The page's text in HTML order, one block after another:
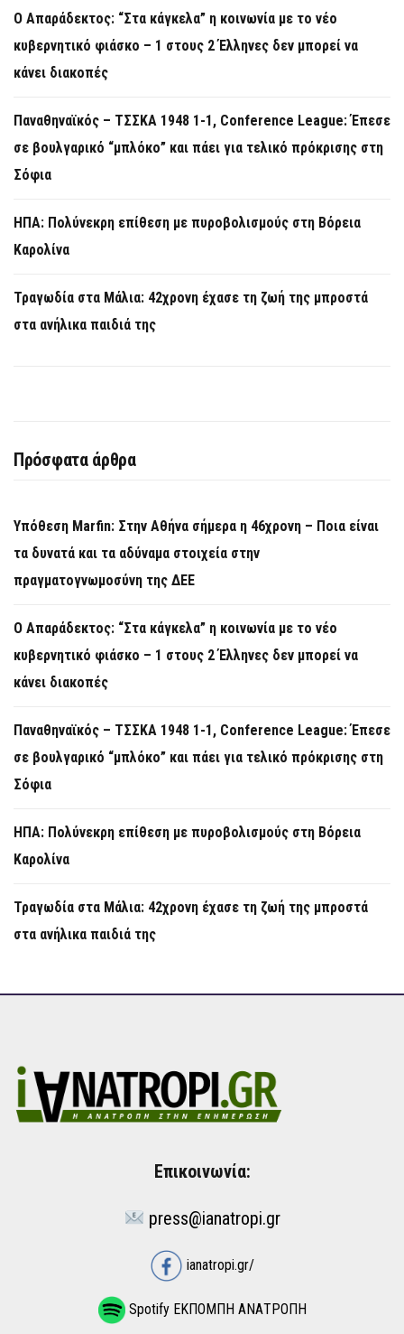
Ο Απαράδεκτος: “Στα κάγκελα” η κοινωνία με το νέο
κυβερνητικό φιάσκο – 1 στους 2 Έλληνες δεν μπορεί να
κάνει διακοπές
Παναθηναϊκός – ΤΣΣΚΑ 1948 1-1, Conference League: Έπεσε
σε βουλγαρικό “μπλόκο” και πάει για τελικό πρόκρισης στη
Σόφια
ΗΠΑ: Πολύνεκρη επίθεση με πυροβολισμούς στη Βόρεια
Καρολίνα
Τραγωδία στα Μάλια: 42χρονη έχασε τη ζωή της μπροστά
στα ανήλικα παιδιά της
Πρόσφατα άρθρα
Υπόθεση Marfin: Στην Αθήνα σήμερα η 46χρονη – Ποια είναι
τα δυνατά και τα αδύναμα στοιχεία στην
πραγματογνωμοσύνη της ΔΕΕ
Ο Απαράδεκτος: “Στα κάγκελα” η κοινωνία με το νέο
κυβερνητικό φιάσκο – 1 στους 2 Έλληνες δεν μπορεί να
κάνει διακοπές
Παναθηναϊκός – ΤΣΣΚΑ 1948 1-1, Conference League: Έπεσε
σε βουλγαρικό “μπλόκο” και πάει για τελικό πρόκρισης στη
Σόφια
ΗΠΑ: Πολύνεκρη επίθεση με πυροβολισμούς στη Βόρεια
Καρολίνα
Τραγωδία στα Μάλια: 42χρονη έχασε τη ζωή της μπροστά
στα ανήλικα παιδιά της
Επικοινωνία:
press@ianatropi.gr
ianatropi.gr/
Spotify ΕΚΠΟΜΠΗ ΑΝΑΤΡΟΠΗ